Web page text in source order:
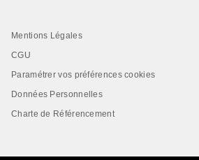
Mentions Légales
CGU
Paramétrer vos préférences cookies
Données Personnelles
Charte de Référencement